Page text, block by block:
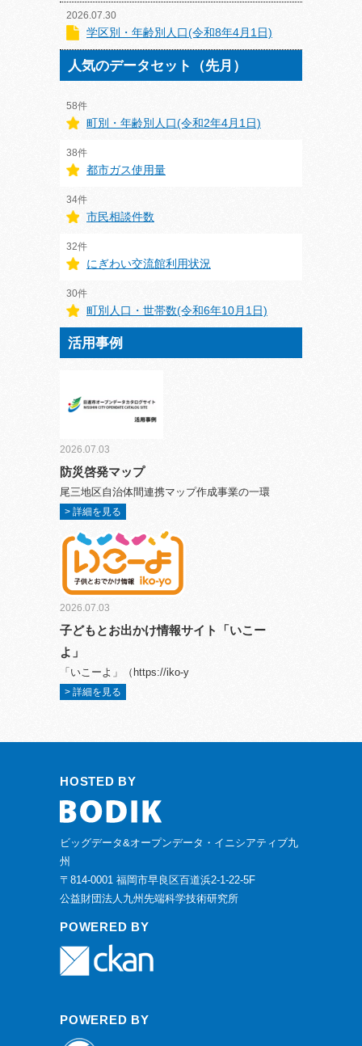
2026.07.30
学区別・年齢別人口(令和8年4月1日)
人気のデータセット（先月）
58件
町別・年齢別人口(令和2年4月1日)
38件
都市ガス使用量
34件
市民相談件数
32件
にぎわい交流館利用状況
30件
町別人口・世帯数(令和6年10月1日)
活用事例
2026.07.03
防災啓発マップ
尾三地区自治体間連携マップ作成事業の一環
> 詳細を見る
2026.07.03
子どもとお出かけ情報サイト「いこー
よ」
「いこーよ」（https://iko-y
> 詳細を見る
HOSTED BY
ビッグデータ&オープンデータ・イニシアティブ九
州
〒814-0001 福岡市早良区百道浜2-1-22-5F
公益財団法人九州先端科学技術研究所
POWERED BY
POWERED BY